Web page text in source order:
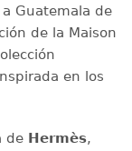
Guatemala de
de la Maison
en los
de Hermès,